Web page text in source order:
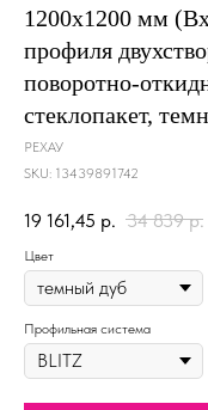
1200х1200 мм
профиля
поворотно-
стеклопакет,
РЕХАУ
SKU: 13439891742
19 161,45 р. 34 839 р.
Цвет
Профильная система